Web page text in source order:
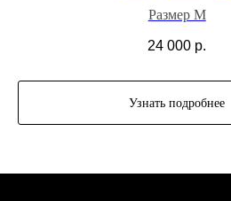
Размер M
24 000 р.
Узнать подробнее